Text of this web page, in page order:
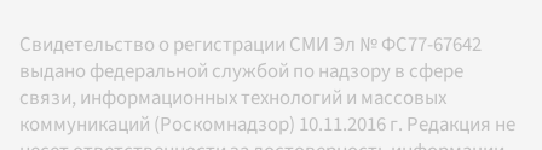
Свидетельство о регистрации СМИ Эл № ФС77-67642
выдано федеральной службой по надзору в сфере
связи, информационных технологий и массовых
коммуникаций (Роскомнадзор) 10.11.2016 г. Редакция не